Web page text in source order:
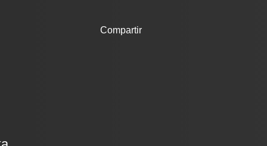
Compartir